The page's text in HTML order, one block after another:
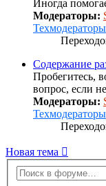
Иногда
Модераторы:
Техмодераторы
Содержание
Пробегитесь,
вопрос, если
Модераторы:
Техмодераторы
Новая тема